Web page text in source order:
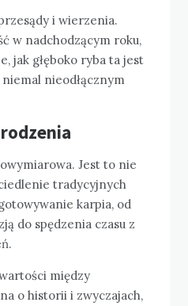
i wierzenia.
w nadchodzącym roku,
jak głęboko ryba ta jest
nieodłącznym
Jest to nie
tradycyjnych
karpia, od
do spędzenia czasu z
między
o historii i zwyczajach,